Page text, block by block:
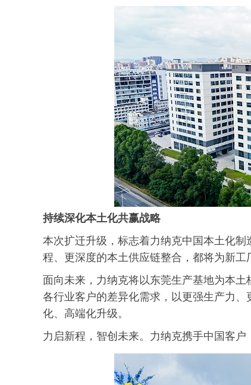
持续深化本土化共赢战略
本次扩迁升级，标志着力纳克中国本土化
程、更深度的本土供应链整合，都将为新工
面向未来，力纳克将以东莞生产基地为本
各行业客户的差异化需求，以更强生产力
化、高端化升级。
力启新程，智创未来。力纳克携手中国客户